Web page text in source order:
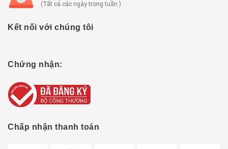
(Tất cả các ngày trong tuần )
Kết nối với chúng tôi
Chứng nhận:
Chấp nhận thanh toán